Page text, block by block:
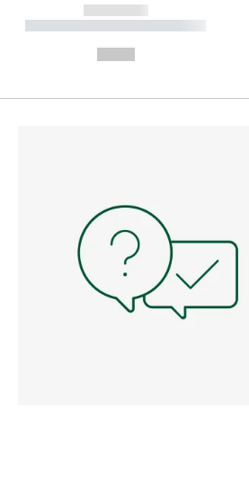
------------
----------- ----------- ----------